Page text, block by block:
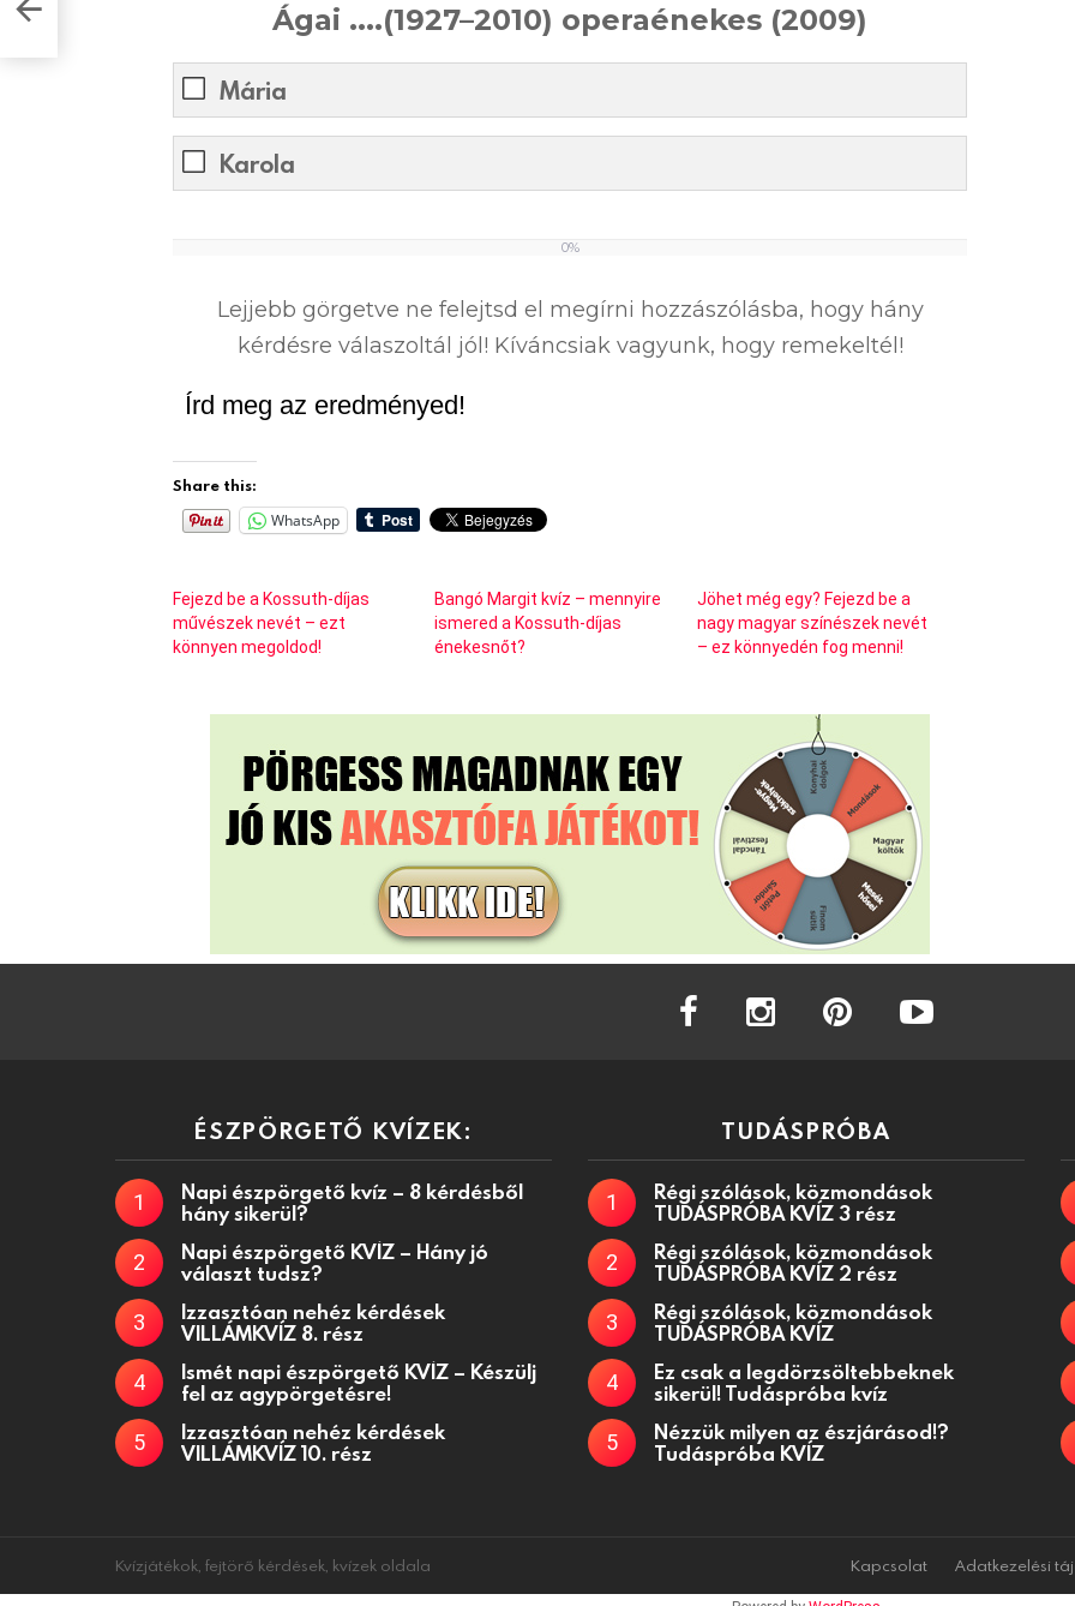
Ágai ....(1927–2010) operaénekes (2009)
Mária
Karola
0%
Lejjebb görgetve ne felejtsd el megírni hozzászólásba, hogy hány
kérdésre válaszoltál jól! Kíváncsiak vagyunk, hogy remekeltél!
Írd meg az eredményed!
Share this:
WhatsApp
Fejezd be a Kossuth-díjas
művészek nevét – ezt
könnyen megoldod!
Bangó Margit kvíz – mennyire
ismered a Kossuth-díjas
énekesnőt?
Jöhet még egy? Fejezd be a
nagy magyar színészek nevét
– ez könnyedén fog menni!
facebook instagram
ÉSZPÖRGETŐ KVÍZEK:
Napi észpörgető kvíz – 8 kérdésből
hány sikerül?
Napi észpörgető KVÍZ – Hány jó
választ tudsz?
Izzasztóan nehéz kérdések
VILLÁMKVÍZ 8. rész
Ismét napi észpörgető KVÍZ – Készülj
fel az agypörgetésre!
Izzasztóan nehéz kérdések
VILLÁMKVÍZ 10. rész
TUDÁSPRÓBA
Régi szólások, közmondások
TUDÁSPRÓBA KVÍZ 3 rész
Régi szólások, közmondások
TUDÁSPRÓBA KVÍZ 2 rész
Régi szólások, közmondások
TUDÁSPRÓBA KVÍZ
Ez csak a legdörzsöltebbeknek
sikerül! Tudáspróba kvíz
Nézzük milyen az észjárásod!?
Tudáspróba KVÍZ
Kvízjátékok, fejtörő kérdések, kvízek oldala Kapcsolat Adatkezelési